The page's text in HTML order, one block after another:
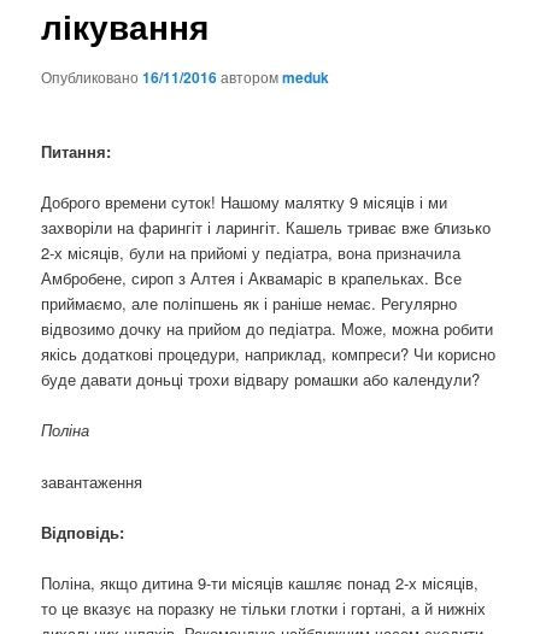
лікування
Опубликовано16/11/2016авторомmeduk
Питання:
Доброго времени суток! Нашому малятку 9 місяців і ми
захворіли на фарингіт і ларингіт. Кашель триває вже близько
2-х місяців, були на прийомі у педіатра, вона призначила
Амбробене, сироп з Алтея і Аквамаріс в крапельках. Все
приймаємо, але поліпшень як і раніше немає. Регулярно
відвозимо дочку на прийом до педіатра. Може, можна робити
якісь додаткові процедури, наприклад, компреси? Чи корисно
буде давати доньці трохи відвару ромашки або календули?
Поліна
завантаження
Відповідь:
Поліна, якщо дитина 9-ти місяців кашляє понад 2-х місяців,
то це вказує на поразку не тільки глотки і гортані, а й нижніх